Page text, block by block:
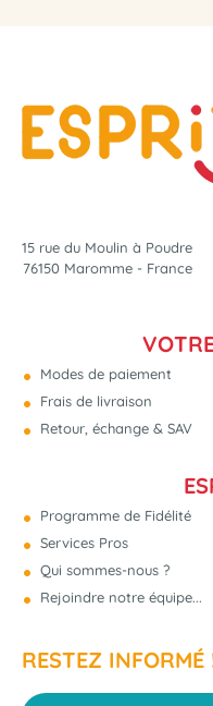
15 rue du Moulin à Poudre
76150 Maromme - France
Modes de paiement
Frais de livraison
Retour, échange & SAV
Programme de Fidélité
Services Pros
Qui sommes-nous ?
Rejoindre notre équipe...
RESTEZ INFORMÉ